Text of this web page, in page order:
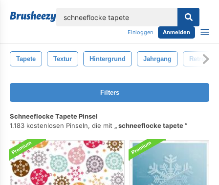
Einloggen Anmelden
Tapete Textur Hintergrund Jahrgang Retro
Filters
Schneeflocke Tapete Pinsel
1.183 kostenlosen Pinseln, die mit
schneeflocke tapete